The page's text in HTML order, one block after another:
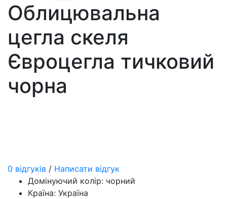
Облицювальна
цегла скеля
Євроцегла тичковий
чорна
0 відгуків / Написати відгук
Домінуючий колір: чорний
Країна: Україна